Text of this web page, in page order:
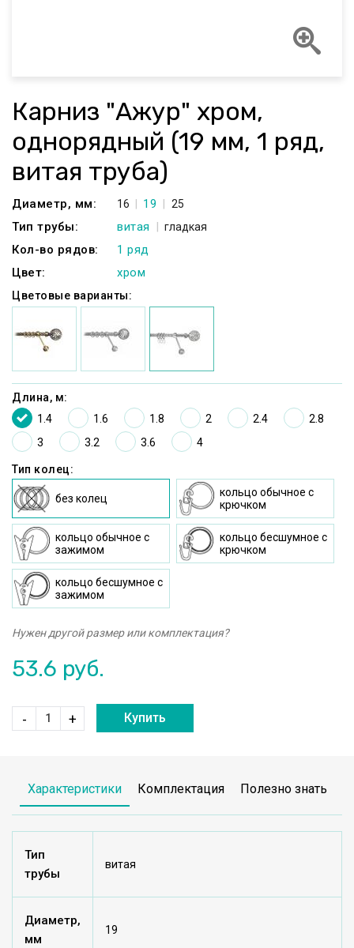
Карниз "Ажур" хром,
однорядный (19 мм, 1 ряд,
витая труба)
Диаметр, мм: 16 19 25
Тип трубы: витая гладкая
Кол-во рядов:
1 ряд
Цвет:
хром
Цветовые варианты:
Длина, м:
1.4
1.6 1.8 2 2.4
2.8
3
3.2 3.6 4
Тип колец:
без колец
кольцо oбычное c
крючком
кольцо oбычное с
зажимом
кольцо бесшумное c
крючком
кольцо бесшумное с
зажимом
Нужен другой размер или комплектация?
53.6 руб.
- + Купить
Характеристики Комплектация Полезно знать
Тип
трубы
витая
Диаметр,
мм
19